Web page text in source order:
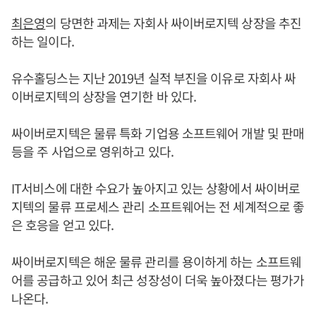
최은영의 당면한 과제는 자회사 싸이버로지텍 상장을 추진
하는 일이다.
유수홀딩스는 지난 2019년 실적 부진을 이유로 자회사 싸
이버로지텍의 상장을 연기한 바 있다.
싸이버로지텍은 물류 특화 기업용 소프트웨어 개발 및 판매
등을 주 사업으로 영위하고 있다.
IT서비스에 대한 수요가 높아지고 있는 상황에서 싸이버로
지텍의 물류 프로세스 관리 소프트웨어는 전 세계적으로 좋
은 호응을 얻고 있다.
싸이버로지텍은 해운 물류 관리를 용이하게 하는 소프트웨
어를 공급하고 있어 최근 성장성이 더욱 높아졌다는 평가가
나온다.